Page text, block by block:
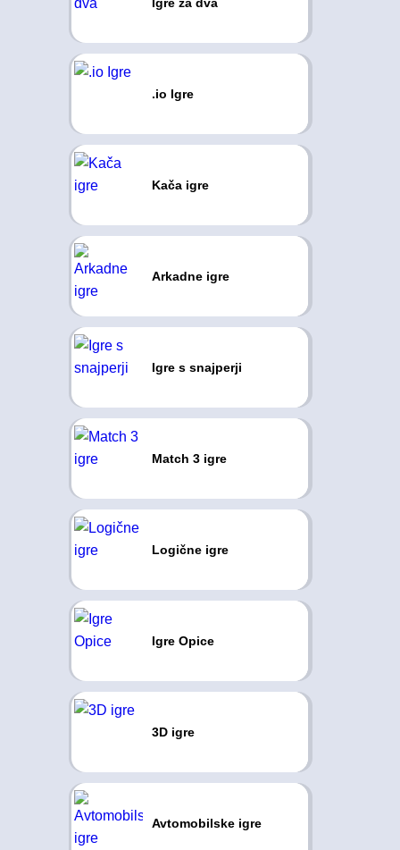
.io Igre
Kača igre
Arkadne igre
Igre s snajperji
Match 3 igre
Logične igre
Igre Opice
3D igre
Avtomobilske igre